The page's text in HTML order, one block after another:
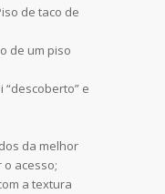
de taco de
de um piso
e
da melhor
acesso;
a textura